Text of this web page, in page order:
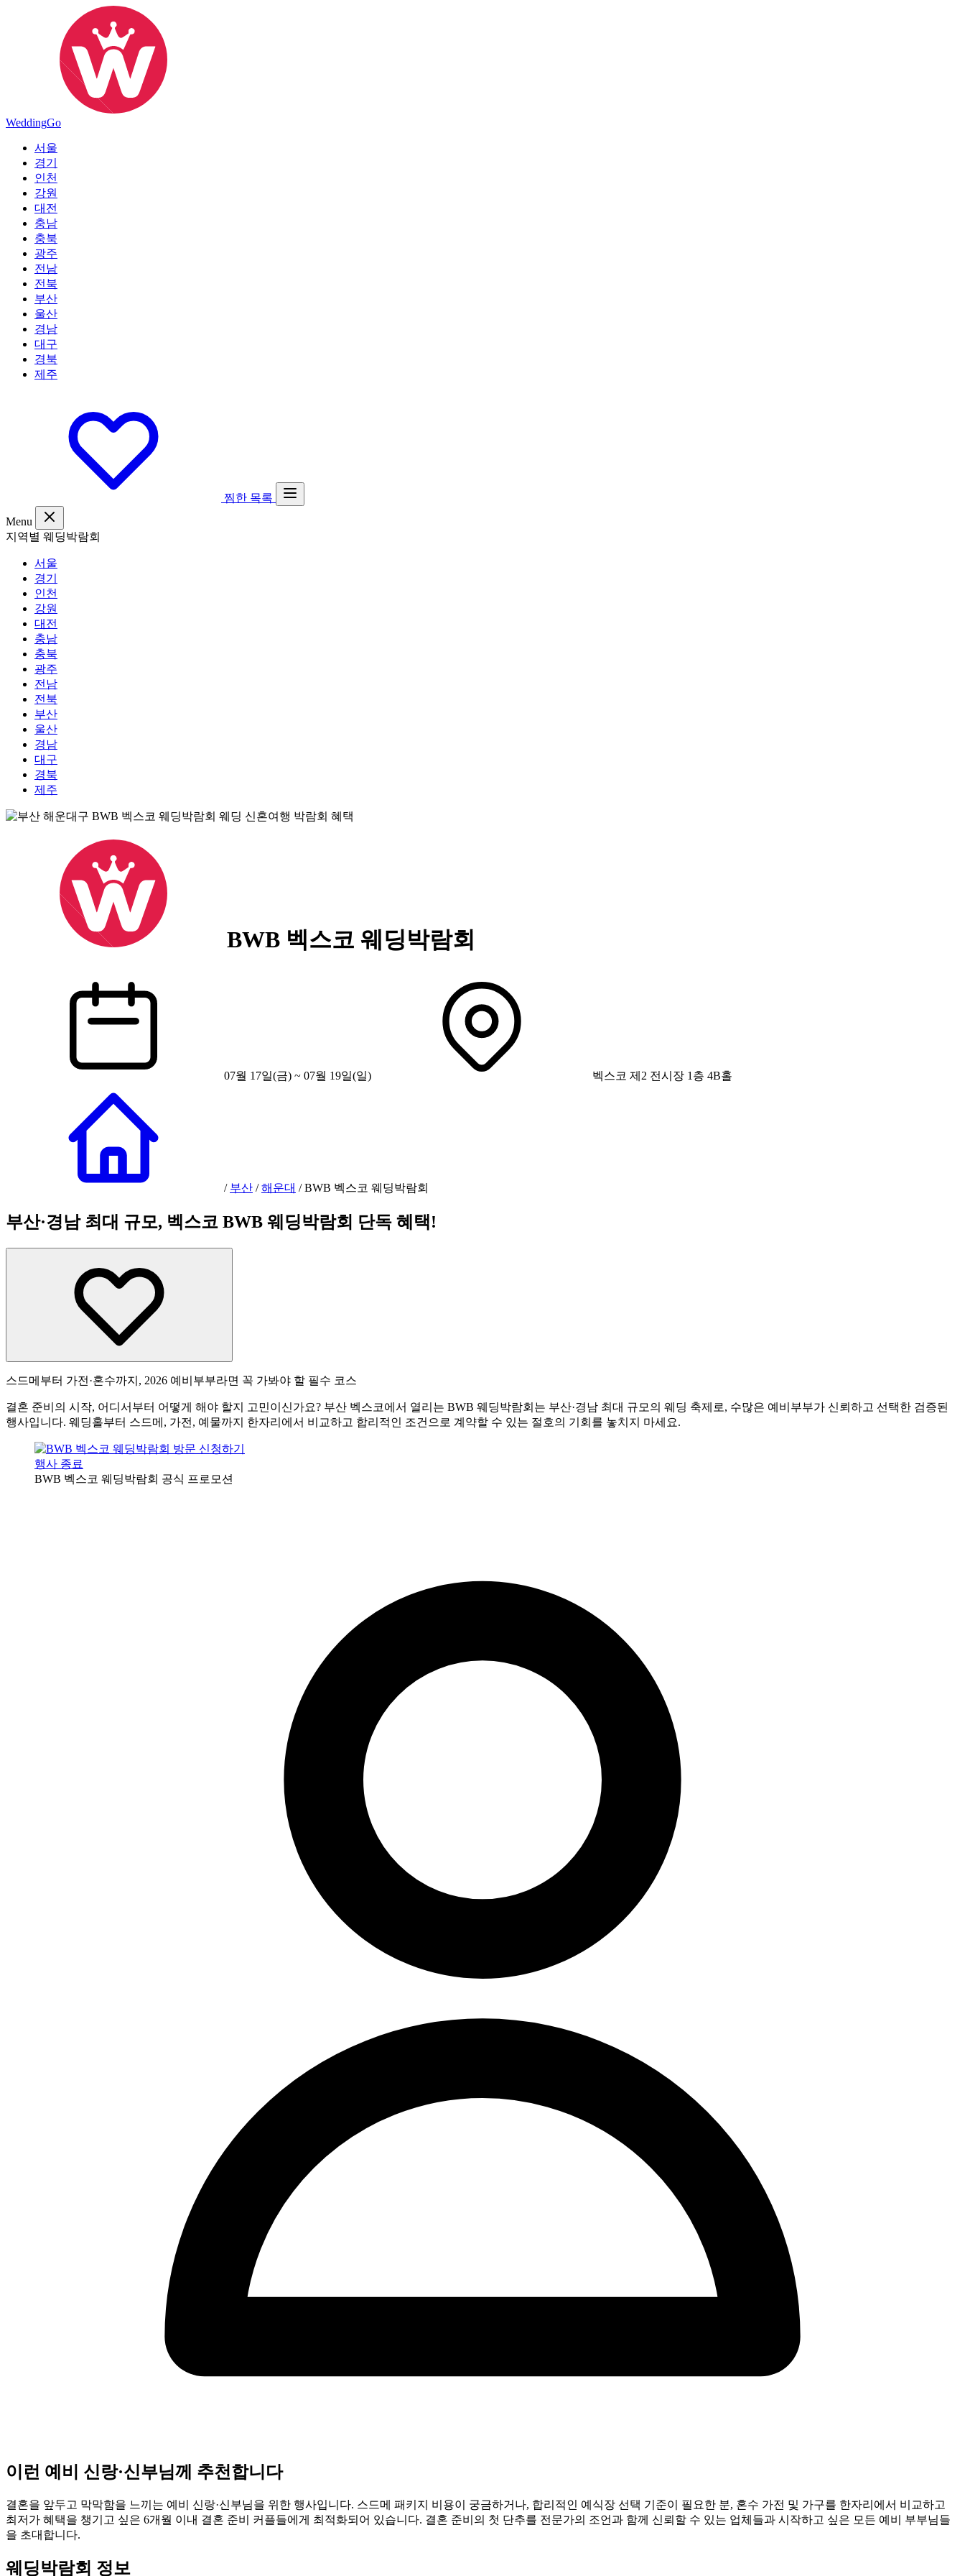
WeddingGo
서울
경기
인천
강원
대전
충남
충북
광주
전남
전북
부산
울산
경남
대구
경북
제주
찜한 목록
Menu
지역별 웨딩박람회
서울
경기
인천
강원
대전
충남
충북
광주
전남
전북
부산
울산
경남
대구
경북
제주
BWB 벡스코 웨딩박람회
07월 17일(금) ~ 07월 19일(일) 벡스코 제2 전시장 1층 4B홀
/ 부산 / 해운대 / BWB 벡스코 웨딩박람회
부산·경남 최대 규모, 벡스코 BWB 웨딩박람회 단독 혜택!
스드메부터 가전·혼수까지, 2026 예비부부라면 꼭 가봐야 할 필수 코스
결혼 준비의 시작, 어디서부터 어떻게 해야 할지 고민이신가요? 부산 벡스코에서 열리는 BWB 웨딩박람회는 부산·경남 최대 규모의 웨딩 축제로, 수많은 예비부부가 신뢰하고 선택한 검증된
행사입니다. 웨딩홀부터 스드메, 가전, 예물까지 한자리에서 비교하고 합리적인 조건으로 계약할 수 있는 절호의 기회를 놓치지 마세요.
행사 종료
BWB 벡스코 웨딩박람회 공식 프로모션
이런 예비 신랑·신부님께 추천합니다
결혼을 앞두고 막막함을 느끼는 예비 신랑·신부님을 위한 행사입니다. 스드메 패키지 비용이 궁금하거나, 합리적인 예식장 선택 기준이 필요한 분, 혼수 가전 및 가구를 한자리에서 비교하고
최저가 혜택을 챙기고 싶은 6개월 이내 결혼 준비 커플들에게 최적화되어 있습니다. 결혼 준비의 첫 단추를 전문가의 조언과 함께 신뢰할 수 있는 업체들과 시작하고 싶은 모든 예비 부부님들
을 초대합니다.
웨딩박람회 정보